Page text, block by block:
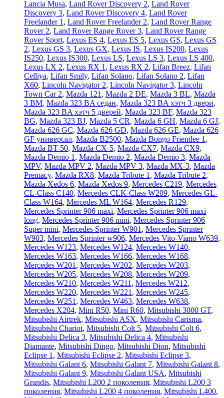
Lancia Musa, Land Rover Discovery 2, Land Rover
Discovery 3, Land Rover Discovery 4, Land Rover
Freelander 1 , Land Rover Freelander 2, Land Rover Range
Rover 2, Land Rover Range Rover 3, Land Rover Range
Rover Sport, Lexus ES 4, Lexus ES 5, Lexus GS, Lexus GS
2, Lexus GS 3, Lexus GX, Lexus IS, Lexus IS200, Lexus
IS250, Lexus IS300, Lexus LS, Lexus LS 3, Lexus LS 400,
Lexus LX 2, Lexus RX 1 , Lexus RX 2, Lifan Breez, Lifan
Celliya, Lifan Smily, Lifan Solano, Lifan Solano 2, Lifan
X60, Lincoln Navigator 2, Lincoln Navigator 3, Lincoln
Town Car 2, Mazda 121 , Mazda 2 DE, Mazda 3 BL, Mazda
3 BM, Mazda 323 BA седан, Mazda 323 BA хэтч 3 двери,
Mazda 323 BA хэтч 5 дверей, Mazda 323 BF, Mazda 323
BG, Mazda 323 BJ, Mazda 5 CR, Mazda 6 GH, Mazda 6 GJ,
Mazda 626 GC, Mazda 626 GD, Mazda 626 GE, Mazda 626
GF универсал, Mazda B2500, Mazda Bongo Friendee 1 ,
Mazda BT-50, Mazda CX-5, Mazda CX7, Mazda CX9,
Mazda Demio 1 , Mazda Demio 2, Mazda Demio 3, Mazda
MPV, Mazda MPV 2, Mazda MPV 3, Mazda MX-3, Mazda
Premacy, Mazda RX8, Mazda Tribute 1 , Mazda Tribute 2,
Mazda Xedos 6, Mazda Xedos 9, Mercedes C219, Mercedes
CL-Class C140, Mercedes CLK-Class W209, Mercedes GL-
Class W164, Mercedes ML W164, Mercedes R129,
Mercedes Sprinter 906 maxi, Mercedes Sprinter 906 maxi
long, Mercedes Sprinter 906 mini, Mercedes Sprinter 906
Super mini, Mercedes Sprinter W901 , Mercedes Sprinter
W903, Mercedes Sprinter w906, Mercedes Vito-Viano W639,
Mercedes W123, Mercedes W124, Mercedes W140,
Mercedes W163, Mercedes W166, Mercedes W168,
Mercedes W201 , Mercedes W202, Mercedes W203,
Mercedes W205, Mercedes W208, Mercedes W209,
Mercedes W210, Mercedes W211 , Mercedes W212,
Mercedes W220, Mercedes W221 , Mercedes W245,
Mercedes W251 , Mercedes W463, Mercedes W638,
Mercedes X204, Mini R50, Mini R60, Mitsubishi 3000 GT,
Mitsubishi Airtrek, Mitsubishi ASX, Mitsubishi Carisma,
Mitsubishi Chariot, Mitsubishi Colt 5, Mitsubishi Colt 6,
Mitsubishi Delica 3, Mitsubishi Delica 4, Mitsubishi
Diamante, Mitsubishi Dingo, Mitsubishi Dion, Mitsubishi
Eclipse 1 , Mitsubishi Eclipse 2, Mitsubishi Eclipse 3,
Mitsubishi Galant 6, Mitsubishi Galant 7, Mitsubishi Galant 8,
Mitsubishi Galant 9, Mitsubishi Galant USA, Mitsubishi
Grandis, Mitsubishi L200 2 поколения, Mitsubishi L200 3
поколения, Mitsubishi L200 4 поколения, Mitsubishi L400,